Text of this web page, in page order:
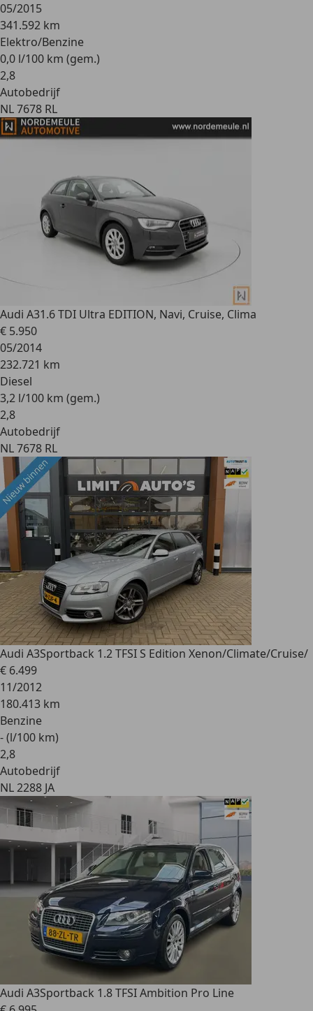
05/2015
341.592 km
Elektro/Benzine
0,0 l/100 km (gem.)
2,8
Autobedrijf
NL 7678 RL
Audi A31.6 TDI Ultra EDITION, Navi, Cruise, Clima
€ 5.950
05/2014
232.721 km
Diesel
3,2 l/100 km (gem.)
2,8
Autobedrijf
NL 7678 RL
Audi A3Sportback 1.2 TFSI S Edition Xenon/Climate/Cruise/
€ 6.499
11/2012
180.413 km
Benzine
- (l/100 km)
2,8
Autobedrijf
NL 2288 JA
Audi A3Sportback 1.8 TFSI Ambition Pro Line